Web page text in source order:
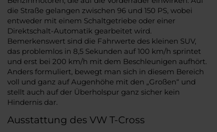
die Straße gelangen zwischen 96 und 150 PS, wobei
entweder mit einem Schaltgetriebe oder einer
Direktschalt-Automatik gearbeitet wird.
Bemerkenswert sind die Fahrwerte des kleinen SUV,
das problemlos in 8,5 Sekunden auf 100 km/h sprintet
und erst bei 200 km/h mit dem Beschleunigen aufhört.
Anders formuliert, bewegt man sich in diesem Bereich
voll und ganz auf Augenhöhe mit den „Großen“ und
stellt auch auf der Überholspur ganz sicher kein
Hindernis dar.
Ausstattung des VW T-Cross